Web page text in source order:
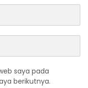
saya pada
berikutnya.